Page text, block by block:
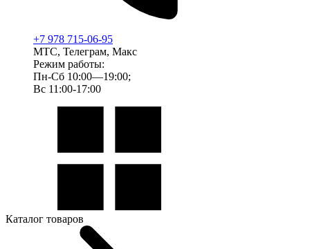
+7 978 715-06-95
МТС, Телеграм, Макс
Режим работы:
Пн-Сб 10:00—19:00;
Вс 11:00-17:00
Каталог товаров